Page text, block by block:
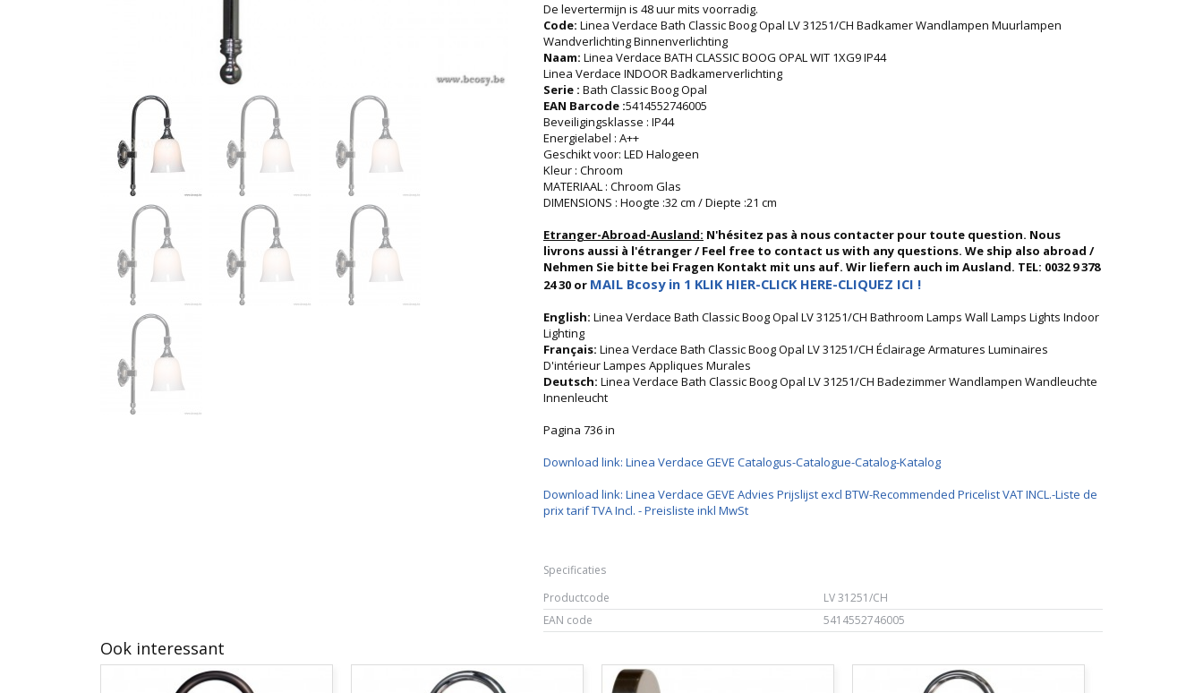
De levertermijn is 48 uur mits voorradig.
Code: Linea Verdace Bath Classic Boog Opal LV 31251/CH Badkamer Wandlampen Muurlampen
Wandverlichting Binnenverlichting
Naam: Linea Verdace BATH CLASSIC BOOG OPAL WIT 1XG9 IP44
Linea Verdace INDOOR Badkamerverlichting
Serie : Bath Classic Boog Opal
EAN Barcode :5414552746005
Beveiligingsklasse : IP44
Energielabel : A++
Geschikt voor: LED Halogeen
Kleur : Chroom
MATERIAAL : Chroom Glas
DIMENSIONS : Hoogte :32 cm / Diepte :21 cm
Etranger-Abroad-Ausland: N'hésitez pas à nous contacter pour toute question. Nous
livrons aussi à l'étranger / Feel free to contact us with any questions. We ship also abroad /
Nehmen Sie bitte bei Fragen Kontakt mit uns auf. Wir liefern auch im Ausland. TEL: 0032 9 378
24 30 or MAIL Bcosy in 1 KLIK HIER-CLICK HERE-CLIQUEZ ICI !
English: Linea Verdace Bath Classic Boog Opal LV 31251/CH Bathroom Lamps Wall Lamps Lights Indoor
Lighting
Français: Linea Verdace Bath Classic Boog Opal LV 31251/CH Éclairage Armatures Luminaires
D'intérieur Lampes Appliques Murales
Deutsch: Linea Verdace Bath Classic Boog Opal LV 31251/CH Badezimmer Wandlampen Wandleuchte
Innenleucht
Pagina 736 in
Download link: Linea Verdace GEVE Catalogus-Catalogue-Catalog-Katalog
Download link: Linea Verdace GEVE Advies Prijslijst excl BTW-Recommended Pricelist VAT INCL.-Liste de
prix tarif TVA Incl. - Preisliste inkl MwSt
Specificaties
Productcode
LV 31251/CH
EAN code
5414552746005
Ook interessant